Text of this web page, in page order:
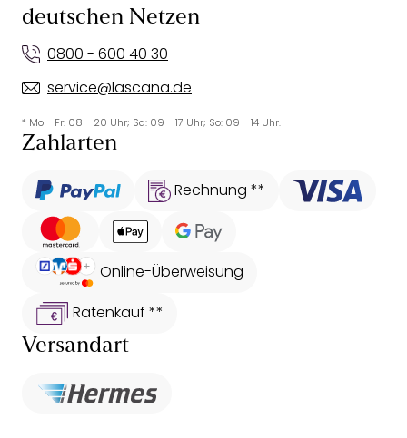
deutschen Netzen
0800 - 600 40 30
service@lascana.de
* Mo - Fr: 08 - 20 Uhr; Sa: 09 - 17 Uhr; So: 09 - 14 Uhr.
Zahlarten
Rechnung **
Online-Überweisung
Ratenkauf **
Versandart